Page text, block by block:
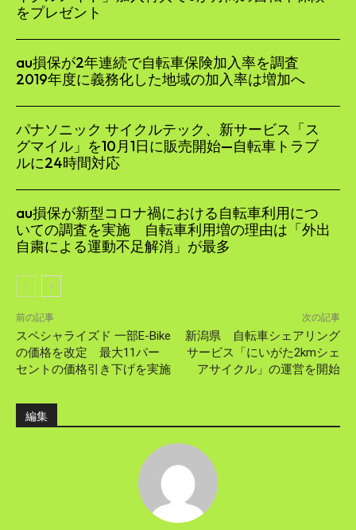
をプレゼント
au損保が2年連続で自転車保険加入率を調査
2019年度に義務化した地域の加入率は増加へ
パナソニック サイクルテック、新サービス「ス
グマイル」を10月1日に販売開始—自転車トラブ
ルに24時間対応
au損保が新型コロナ禍における自転車利用につ
いての調査を実施 自転車利用増の理由は「外出
自粛による運動不足解消」が最多
前の記事
スペシャライズド 一部E-Bike
の価格を改定 最大11パー
セントの価格引き下げを実施
次の記事
新潟県 自転車シェアリング
サービス「にいがた2kmシェ
アサイクル」の運営を開始
編集